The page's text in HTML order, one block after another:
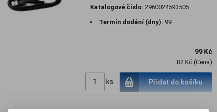
Katalogové číslo: 2960024593505
Termín dodání (dny): 99
99 Kč
82 Kč (Cena)
ks Přidat do košíku